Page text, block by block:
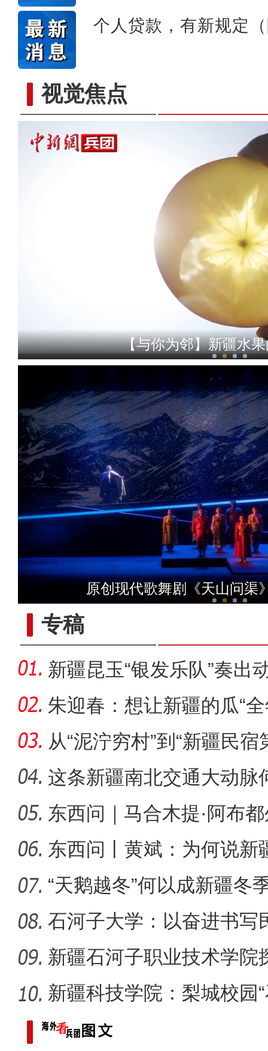
个人贷款，有新规定
视觉焦点【与你为邻】俄罗斯博士后
【与你为邻】新疆水
侨乡故事 | 哈班拜的
侨乡故事 | 喀什土陶技艺
原创现代歌舞剧《天山问渠
专稿
新疆昆玉“银发乐队”奏出
朱迎春：想让新疆的瓜“
从“泥泞穷村”到“新疆民
桂
这条新疆南北交通大动脉
度”？
东西问｜马合木提·阿布
何以实
东西问丨黄斌：为何说新
一部交
“天鹅越冬”何以成新疆冬
石河子大学：以奋进书写
新疆石河子职业技术学院
同体意
新疆科技学院：梨城校园
绘“同心